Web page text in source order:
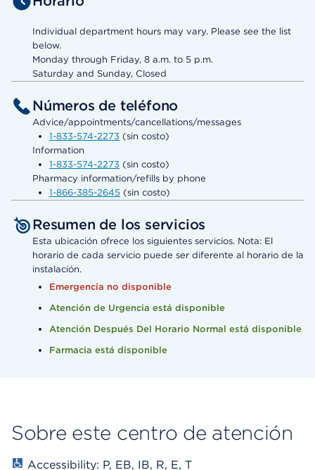
Individual department hours may vary. Please see the list
below.
Monday through Friday, 8 a.m. to 5 p.m.
Saturday and Sunday, Closed
Números de teléfono
Advice/appointments/cancellations/messages
1-833-574-2273 (sin costo)
Information
1-833-574-2273 (sin costo)
Pharmacy information/refills by phone
1-866-385-2645 (sin costo)
Resumen de los servicios
Esta ubicación ofrece los siguientes servicios. Nota: El
horario de cada servicio puede ser diferente al horario de la
instalación.
Emergencia no disponible
Atención de Urgencia está disponible
Atención Después Del Horario Normal está disponible
Farmacia está disponible
Sobre este centro de atención
Accessibility: P, EB, IB, R, E, T